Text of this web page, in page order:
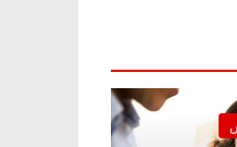
الرئيسية